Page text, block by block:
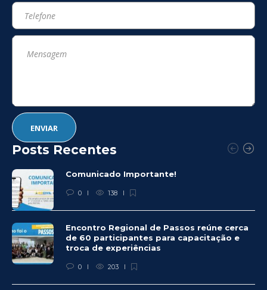
Posts Recentes
Comunicado Importante!
0 138
Encontro Regional de Passos reúne cerca
de 60 participantes para capacitação e
troca de experiências
0 203